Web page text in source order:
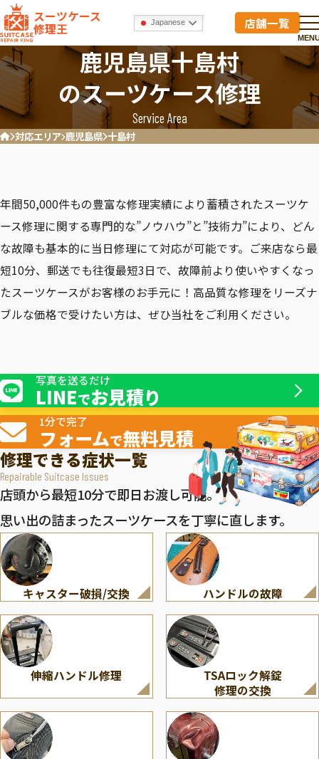
スーツケース
修理王 Japanese 店舗一覧
鹿児島県十島村
のスーツケース修理
Service Area
ホーム対応エリア 鹿児島県 十島村
年間50,000件もの豊富な修理実績により蓄積されたスーツケ
ース修理に関する専門的な”ノウハウ”と”技術力”により、どん
な故障も基本的に当日修理にて対応が可能です。ご来店なら最
短10分、郵送でも往復最短3日で、故障前より使いやすくなっ
たスーツケースがお客様のお手元に！高品質な修理をリーズナ
ブルな価格で受けたい方は、ぜひ当社をご利用ください。
写真を送るだけ
LINEでお見積り
1分で完了
フォームで無料見積
修理できる症状一覧
Repairable Suitcase Issues
店頭から最短10分で即日お渡し可能。
思い出の詰まったスーツケースを丁寧に直します。
キャスター破損/交換 ハンドルの故障
伸縮ハンドル修理
TSAロック解錠
修理の交換